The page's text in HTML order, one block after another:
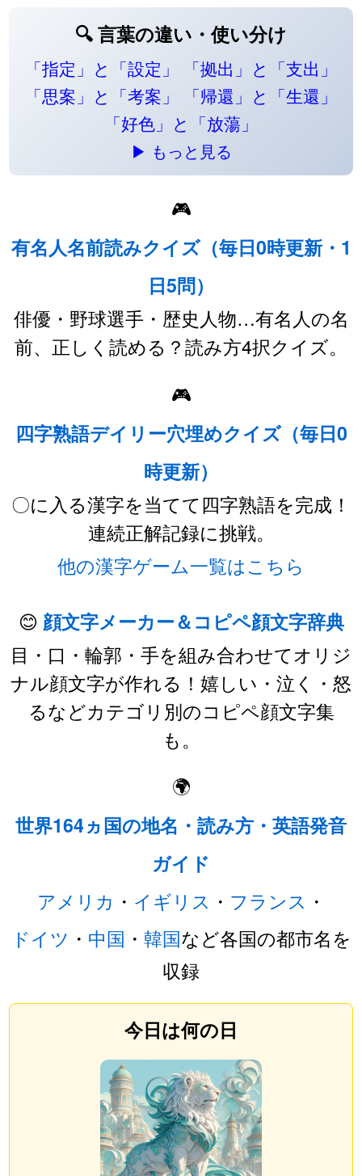
🔍 言葉の違い・使い分け
「指定」と「設定」
「拠出」と「支出」
「思案」と「考案」
「帰還」と「生還」
「好色」と「放蕩」
▶ もっと見る
🎮
有名人名前読みクイズ（毎日0時更新・1
日5問）
俳優・野球選手・歴史人物…有名人の名
前、正しく読める？読み方4択クイズ。
🎮
四字熟語デイリー穴埋めクイズ（毎日0
時更新）
〇に入る漢字を当てて四字熟語を完成！
連続正解記録に挑戦。
他の漢字ゲーム一覧はこちら
😊 顔文字メーカー＆コピペ顔文字辞典
目・口・輪郭・手を組み合わせてオリジ
ナル顔文字が作れる！嬉しい・泣く・怒
るなどカテゴリ別のコピペ顔文字集
も。
🌍
世界164ヵ国の地名・読み方・英語発音
ガイド
アメリカ ・ イギリス ・ フランス ・
ドイツ ・ 中国 ・ 韓国など各国の都市名を
収録
今日は何の日